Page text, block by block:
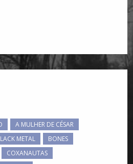
A MULHER DE CÉSAR
METAL
BONES
COXANAUTAS